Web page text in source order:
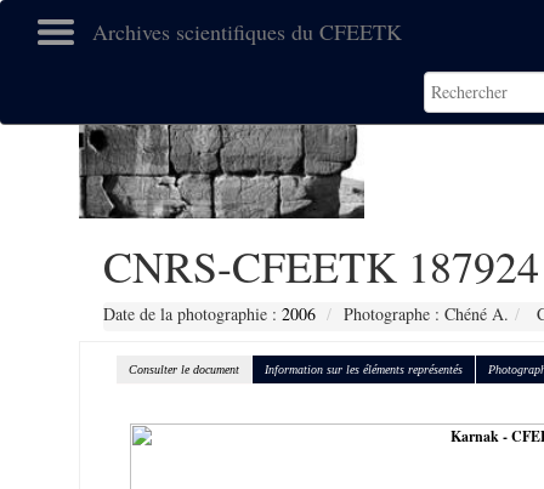
Archives scientifiques du CFEETK
CNRS-CFEETK 187924
Date de la photographie : 2006 Photographe : Chéné A.
Consulter le document Information sur les éléments représentés